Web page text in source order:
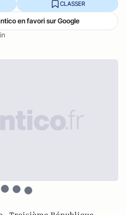
CLASSER
en favori sur Google